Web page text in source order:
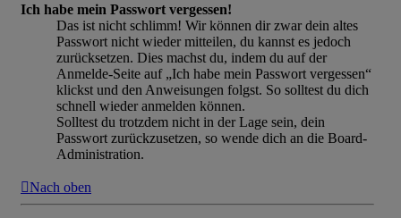
Ich habe mein Passwort vergessen!
Das ist nicht schlimm! Wir können dir zwar dein altes
Passwort nicht wieder mitteilen, du kannst es jedoch
zurücksetzen. Dies machst du, indem du auf der
Anmelde-Seite auf „Ich habe mein Passwort vergessen“
klickst und den Anweisungen folgst. So solltest du dich
schnell wieder anmelden können.
Solltest du trotzdem nicht in der Lage sein, dein
Passwort zurückzusetzen, so wende dich an die Board-
Administration.
Nach oben